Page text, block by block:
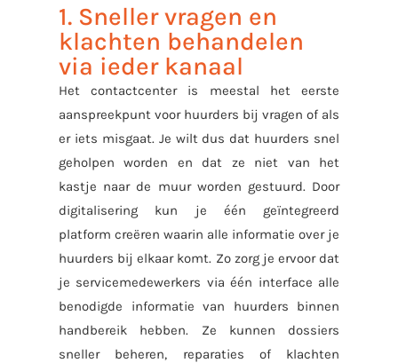
1. Sneller vragen en
klachten behandelen
via ieder kanaal
Het contactcenter is meestal het eerste
aanspreekpunt voor huurders bij vragen of als
er iets misgaat. Je wilt dus dat huurders snel
geholpen worden en dat ze niet van het
kastje naar de muur worden gestuurd. Door
digitalisering kun je één geïntegreerd
platform creëren waarin alle informatie over je
huurders bij elkaar komt. Zo zorg je ervoor dat
je servicemedewerkers via één interface alle
benodigde informatie van huurders binnen
handbereik hebben. Ze kunnen dossiers
sneller beheren, reparaties of klachten